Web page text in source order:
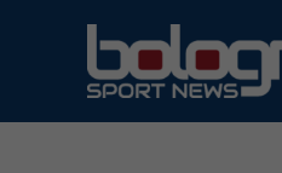
contenuto